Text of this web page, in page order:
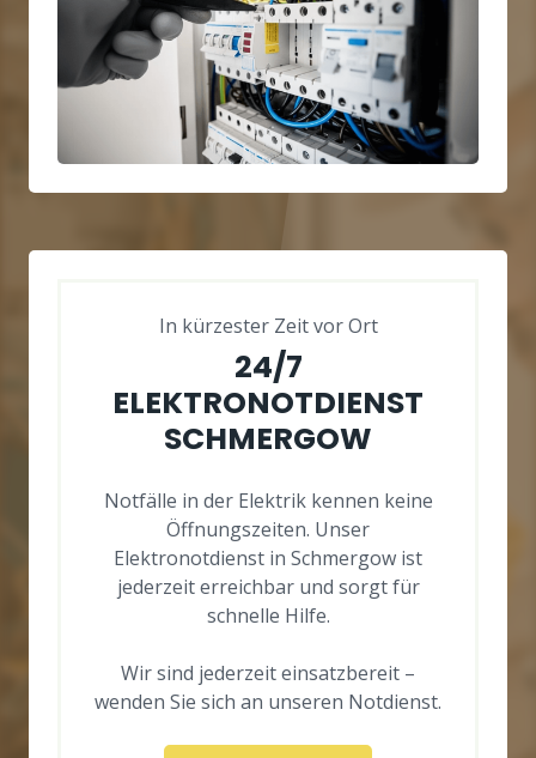
In kürzester Zeit vor Ort
24/7
ELEKTRONOTDIENST
SCHMERGOW
Notfälle in der Elektrik kennen keine
Öffnungszeiten. Unser
Elektronotdienst in Schmergow ist
jederzeit erreichbar und sorgt für
schnelle Hilfe.
Wir sind jederzeit einsatzbereit –
wenden Sie sich an unseren Notdienst.